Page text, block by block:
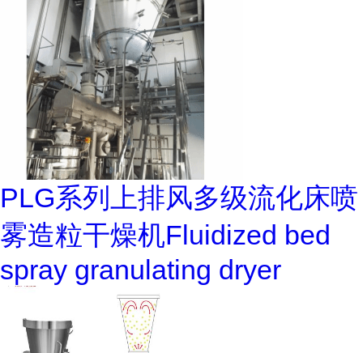
PLG系列上排风多级流化床喷
雾造粒干燥机Fluidized bed
spray granulating dryer